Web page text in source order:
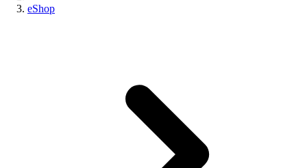
eShop